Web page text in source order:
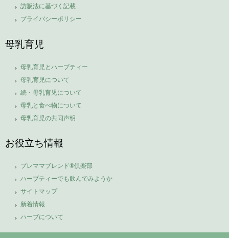
訪販法に基づく記載
プライバシーポリシー
母乳育児
母乳育児とハーブティー
母乳育児について
続・母乳育児について
母乳と食べ物について
母乳育児の共同声明
お役立ち情報
プレママブレンド®倶楽部
ハーブティーでも飲んでみようか
サイトマップ
新着情報
ハーブについて